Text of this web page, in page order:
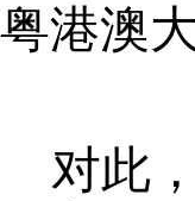
粤港澳
对此